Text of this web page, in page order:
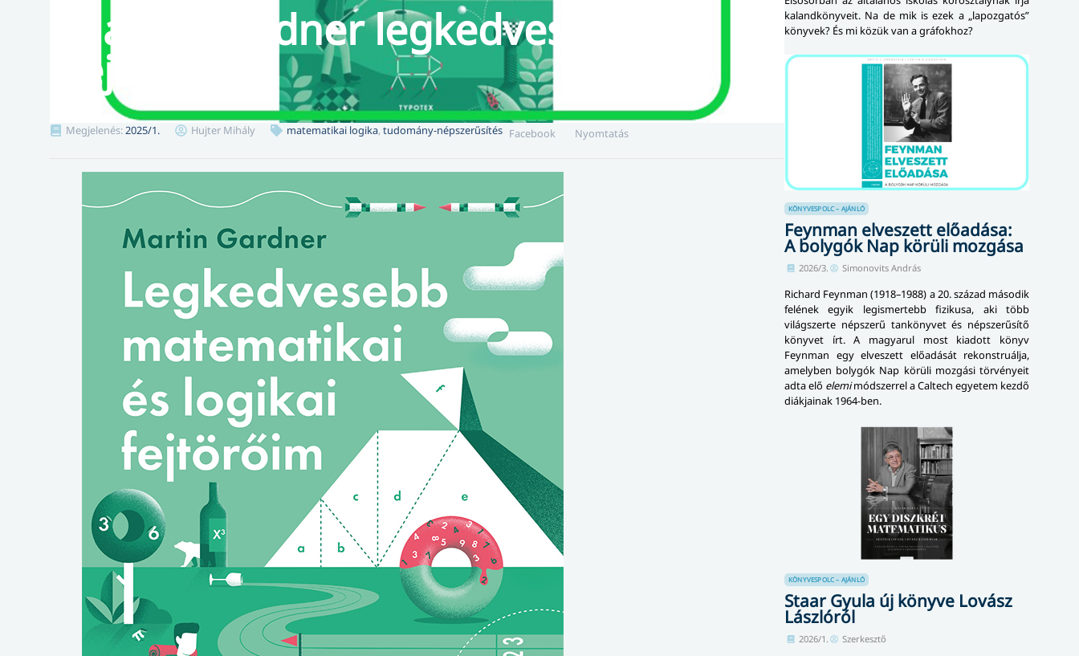
Martin Gardner legkedvesebb
fejtörői
Megjelenés:2025/1. Hujter Mihály matematikai logika, tudomány-népszerűsítés Facebook Nyomtatás
kalandkönyveit. Na de mik is ezek a „lapozgatós”
könyvek? És mi közük van a gráfokhoz?
KÖNYVESPOLC – AJÁNLÓ
Feynman elveszett előadása:
A bolygók Nap körüli mozgása
2026/3. Simonovits András
Richard Feynman (1918–1988) a 20. század második
felének egyik legismertebb fizikusa, aki több
világszerte népszerű tankönyvet és népszerűsítő
könyvet írt. A magyarul most kiadott könyv
Feynman egy elveszett előadását rekonstruálja,
amelyben bolygók Nap körüli mozgási törvényeit
adta elő elemimódszerrel a Caltech egyetem kezdő
diákjainak 1964-ben.
KÖNYVESPOLC – AJÁNLÓ
Staar Gyula új könyve Lovász
Lászlóról
2026/1. Szerkesztő